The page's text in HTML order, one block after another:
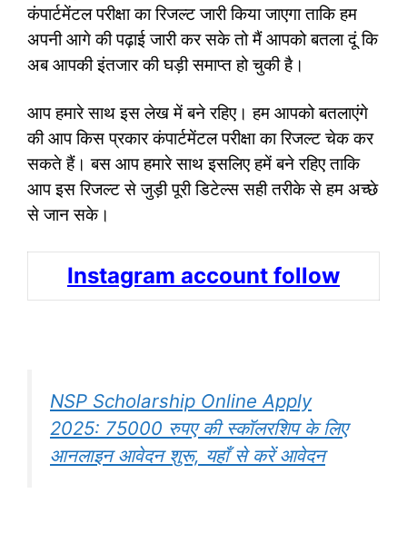
कंपार्टमेंटल परीक्षा का रिजल्ट जारी किया जाएगा ताकि हम
अपनी आगे की पढ़ाई जारी कर सके तो मैं आपको बतला दूं कि
अब आपकी इंतजार की घड़ी समाप्त हो चुकी है।
आप हमारे साथ इस लेख में बने रहिए। हम आपको बतलाएंगे
की आप किस प्रकार कंपार्टमेंटल परीक्षा का रिजल्ट चेक कर
सकते हैं। बस आप हमारे साथ इसलिए हमें बने रहिए ताकि
आप इस रिजल्ट से जुड़ी पूरी डिटेल्स सही तरीके से हम अच्छे
से जान सके।
Instagram account follow
NSP Scholarship Online Apply
2025: 75000 रुपए की स्कॉलरशिप के लिए
आनलाइन आवेदन शुरू, यहाँ से करें आवेदन